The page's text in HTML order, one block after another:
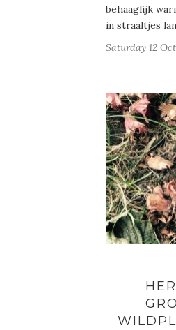
behaaglijk
in straaltjes
Saturday 12